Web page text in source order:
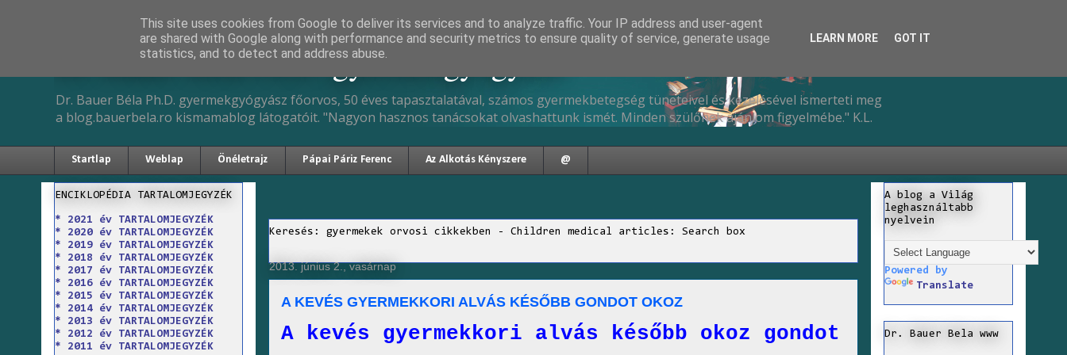
Dr. Bauer Béla Ph.D. gyermekgyógyász
Dr. Bauer Béla Ph.D. gyermekgyógyász főorvos, 50 éves tapasztalatával, számos gyermekbetegség tüneteivel és kezelésével ismerteti meg
a blog.bauerbela.ro kismamablog látogatóit. "Nagyon hasznos tanácsokat olvashattunk ismét. Minden szülőnek ajánlom figyelmébe." K.L.
Startlap Weblap Önéletrajz Pápai Páriz Ferenc Az Alkotás Kényszere @
Keresés: gyermekek orvosi cikkekben - Children medical articles: Search box
2013. június 2., vasárnap
A KEVÉS GYERMEKKORI ALVÁS KÉSŐBB GONDOT OKOZ
A kevés gyermekkori alvás később okoz gondot
ENCIKLOPÉDIA TARTALOMJEGYZÉK
* 2021 év TARTALOMJEGYZÉK
* 2020 év TARTALOMJEGYZÉK
* 2019 év TARTALOMJEGYZÉK
* 2018 év TARTALOMJEGYZÉK
* 2017 év TARTALOMJEGYZÉK
* 2016 év TARTALOMJEGYZÉK
* 2015 év TARTALOMJEGYZÉK
* 2014 év TARTALOMJEGYZÉK
* 2013 év TARTALOMJEGYZÉK
* 2012 év TARTALOMJEGYZÉK
* 2011 év TARTALOMJEGYZÉK
A blog a Világ
leghasználtabb
nyelvein
Powered by
Translate
Dr. Bauer Bela www
This site uses cookies from Google to deliver its services and to analyze traffic. Your IP address and user-agent
are shared with Google along with performance and security metrics to ensure quality of service, generate usage
statistics, and to detect and address abuse.
LEARN MORE GOT IT